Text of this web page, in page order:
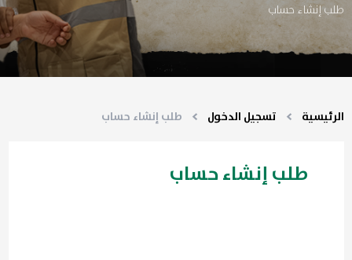
طلب إنشاء حساب
الرئيسية تسجيل الدخول طلب إنشاء حساب
طلب إنشاء حساب